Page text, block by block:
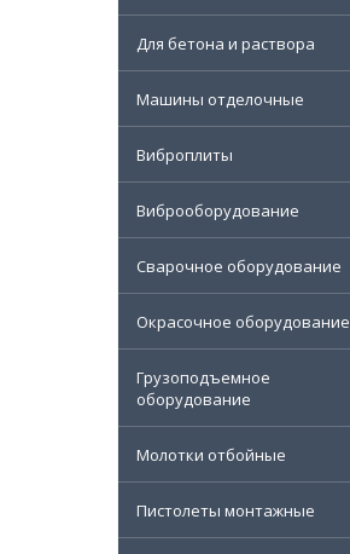
Для бетона и раствора
Машины отделочные
Виброплиты
Виброоборудование
Сварочное оборудование
Окрасочное оборудование
Грузоподъемное
оборудование
Молотки отбойные
Пистолеты монтажные